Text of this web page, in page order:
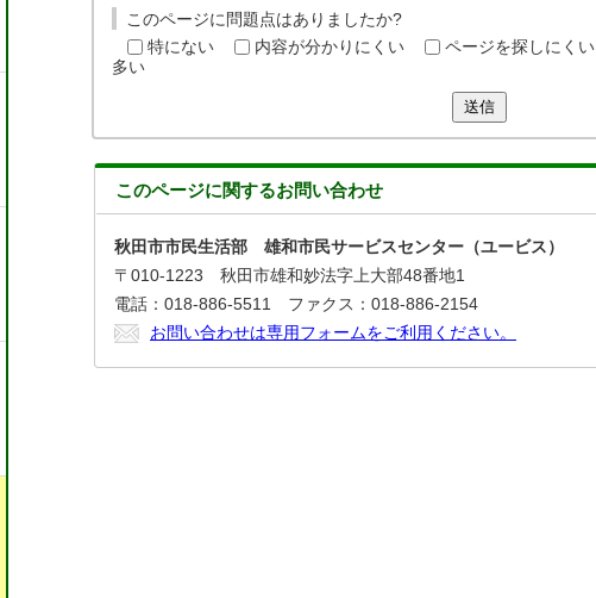
このページに問題点はありましたか?
特にない
内容が分かりにくい ページを探しにくい
多い
送信
このページに関するお問い合わせ
秋田市市民生活部 雄和市民サービスセンター（ユービス）
〒010-1223 秋田市雄和妙法字上大部48番地1
電話：018-886-5511 ファクス：018-886-2154
お問い合わせは専用フォームをご利用ください。